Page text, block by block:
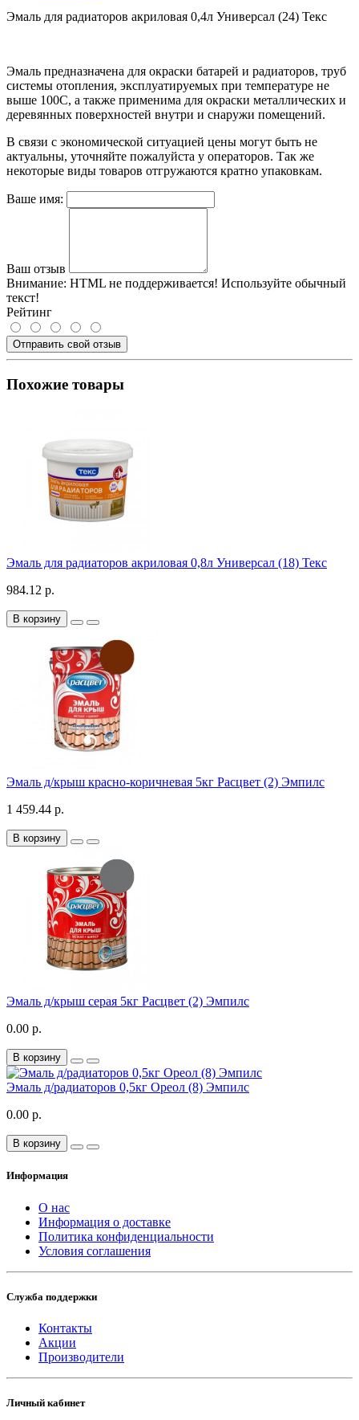
Эмаль для радиаторов акриловая 0,4л Универсал (24) Текс
Эмаль предназначена для окраски батарей и радиаторов, труб
системы отопления, эксплуатируемых при температуре не
выше 100С, а также применима для окраски металлических и
деревянных поверхностей внутри и снаружи помещений.
В связи с экономической ситуацией цены могут быть не
актуальны, уточняйте пожалуйста у операторов. Так же
некоторые виды товаров отгружаются кратно упаковкам.
Ваше имя:
Ваш отзыв
Внимание: HTML не поддерживается! Используйте обычный
текст!
Рейтинг
Отправить свой отзыв
Похожие товары
Эмаль для радиаторов акриловая 0,8л Универсал (18) Текс
984.12 р.
В корзину
Эмаль д/крыш красно-коричневая 5кг Расцвет (2) Эмпилс
1 459.44 р.
В корзину
Эмаль д/крыш серая 5кг Расцвет (2) Эмпилс
0.00 р.
В корзину
Эмаль д/радиаторов 0,5кг Ореол (8) Эмпилс
0.00 р.
В корзину
Информация
О нас
Информация о доставке
Политика конфиденциальности
Условия соглашения
Служба поддержки
Контакты
Акции
Производители
Личный кабинет